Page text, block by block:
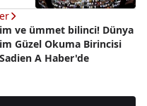
ve ümmet bilinci! Dünya
Güzel Okuma Birincisi
A Haber'de